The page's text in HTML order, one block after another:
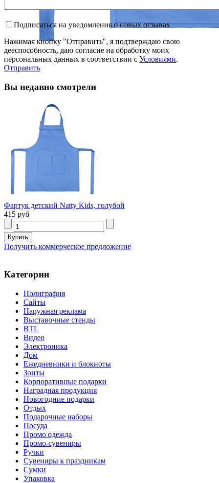
Подписаться на уведомления о новых отзывах
Нажимая кнопку "Отправить", я подтверждаю свою
дееспособность, даю согласие на обработку моих
персональных данных в соответствии с Условиями.
Отправить
Вы недавно смотрели
Фартук детский Natty Kids, голубой
415 руб
Получить коммерческое предложение
Категории
Полиграфия
Сайты
Наружная реклама
Выставочные стенды
BTL
Видео
Электроника
Дом
Ежедневники и блокноты
Зонты
Корпоративные подарки
Наградная продукция
Новогодние подарки
Отдых
Подарочные наборы
Посуда
Промо одежда
Промо-сувениры
Ручки
Сувениры к праздникам
Сумки
Упаковка